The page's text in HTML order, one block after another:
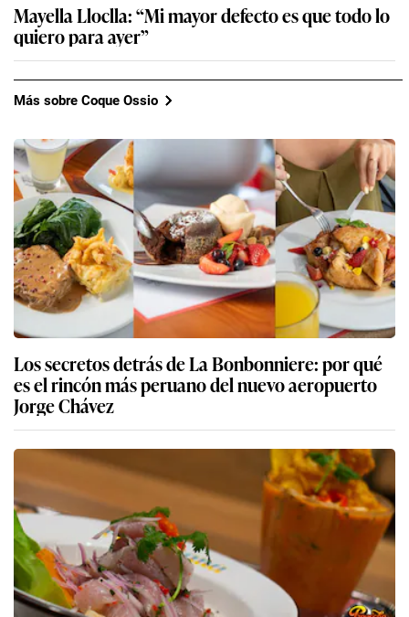
Mayella Lloclla: “Mi mayor defecto es que todo lo
quiero para ayer”
Más sobre Coque Ossio
Los secretos detrás de La Bonbonniere: por qué
es el rincón más peruano del nuevo aeropuerto
Jorge Chávez